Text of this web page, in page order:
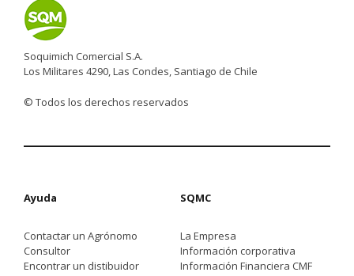
Soquimich Comercial S.A.
Los Militares 4290, Las Condes, Santiago de Chile
© Todos los derechos reservados
Ayuda
Contactar un Agrónomo
Consultor
Encontrar un distibuidor
SQMC
La Empresa
Información corporativa
Información Financiera CMF